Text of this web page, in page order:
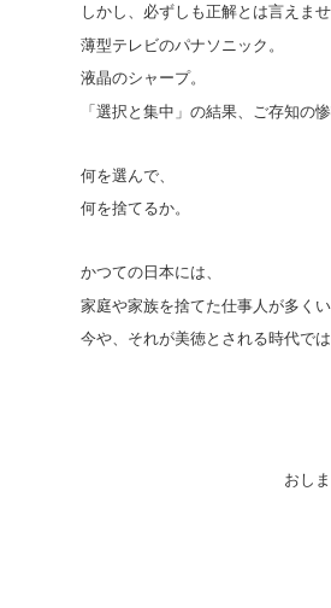
しかし、必ずしも正解とは言えませ
薄型テレビのパナソニック。
液晶のシャープ。
「選択と集中」の結果、ご存知の惨
何を選んで、
何を捨てるか。
かつての日本には、
家庭や家族を捨てた仕事人が多くい
今や、それが美徳とされる時代では
おしまい